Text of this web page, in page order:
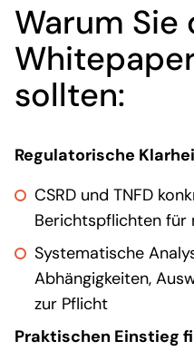
Warum Sie
sollten:
Regulatorische
CSRD und TNFD
Berichtspflichten für
Systematische
Abhängigkeiten,
zur Pflicht
Praktischen Einstieg